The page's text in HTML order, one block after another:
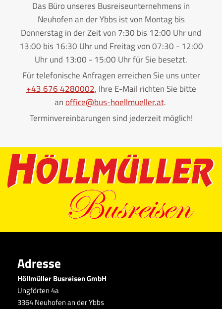
Das Büro unseres Busreiseunternehmens in
Neuhofen an der Ybbs ist von Montag bis
Donnerstag in der Zeit von 7:30 bis 12:00 Uhr und
13:00 bis 16:30 Uhr und Freitag von 07:30 - 12:00
Uhr und 13:00 - 15:00 Uhr für Sie besetzt.
Für telefonische Anfragen erreichen Sie uns unter
+43 676 4280002, Ihre E-Mail richten Sie bitte
anoffice@bus-hoellmueller.at.
Terminvereinbarungen sind jederzeit möglich!
Adresse
Höllmüller Busreisen GmbH
Ungförten 4a
3364 Neuhofen an der Ybbs